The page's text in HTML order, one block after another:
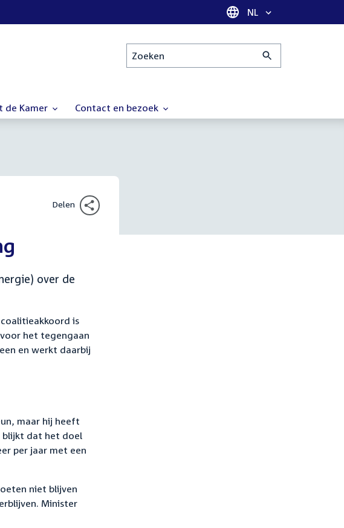
Taal selectie
NL
Zoeken
de Kamer Contact en bezoek
Delen
over de
is
het tegengaan
en werkt daarbij
maar hij heeft
blijkt dat het doel
per jaar met een
niet blijven
Minister